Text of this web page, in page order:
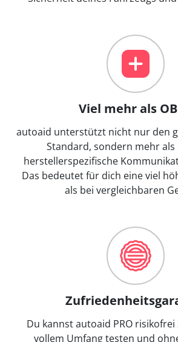
Viel mehr als
autoaid unterstützt nicht nur den
Standard, sondern mehr als
herstellerspezifische
Das bedeutet für dich eine viel
als bei vergleichbaren
Du kannst autoaid PRO risikofrei
vollem Umfang testen und